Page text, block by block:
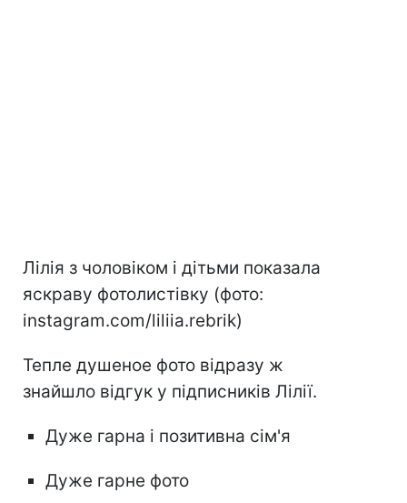
Лілія з чоловіком і дітьми показала
яскраву фотолистівку (фото:
instagram.com/liliia.rebrik)
Тепле душеное фото відразу ж
знайшло відгук у підписників Лілії.
Дуже гарна і позитивна сім'я
Дуже гарне фото